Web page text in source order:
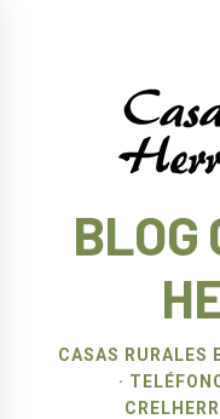
BLOG
CASAS RURALES
·